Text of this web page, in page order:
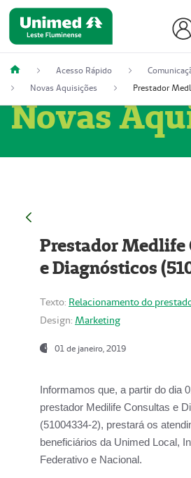
Acesso Rápido
Novas Aquisições
Novas
Prestador Medlife
e Diagnósticos
Texto: Relacionamento do
Design: Marketing
01 de janeiro, 2019
Informamos que, a partir do dia
prestador Medilife Consultas e
(51004334-2), prestará os
beneficiários da Unimed Local,
Federativo e Nacional.